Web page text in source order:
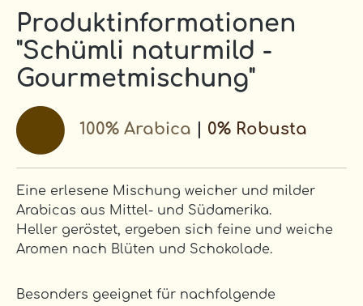
Produktinformationen
"Schümli naturmild -
Gourmetmischung"
100% Arabica 0% Robusta
Eine erlesene Mischung weicher und milder
Arabicas aus Mittel- und Südamerika.
Heller geröstet, ergeben sich feine und weiche
Aromen nach Blüten und Schokolade.
Besonders geeignet für nachfolgende